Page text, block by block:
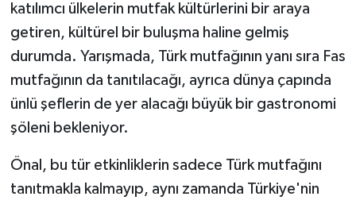
katılımcı ülkelerin mutfak kültürlerini bir araya
getiren, kültürel bir buluşma haline gelmiş
durumda. Yarışmada, Türk mutfağının yanı sıra Fas
mutfağının da tanıtılacağı, ayrıca dünya çapında
ünlü şeflerin de yer alacağı büyük bir gastronomi
şöleni bekleniyor.
Önal, bu tür etkinliklerin sadece Türk mutfağını
tanıtmakla kalmayıp, aynı zamanda Türkiye'nin